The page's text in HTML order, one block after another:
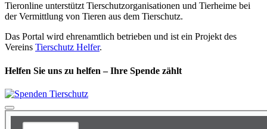
Tieronline unterstützt Tierschutzorganisationen und Tierheime bei
der Vermittlung von Tieren aus dem Tierschutz.
Das Portal wird ehrenamtlich betrieben und ist ein Projekt des
Vereins Tierschutz Helfer.
Helfen Sie uns zu helfen – Ihre Spende zählt